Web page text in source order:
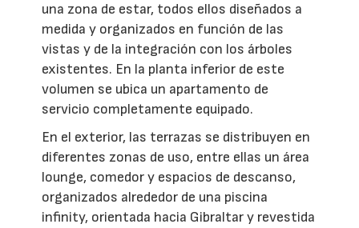
una zona de estar, todos ellos diseñados a
medida y organizados en función de las
vistas y de la integración con los árboles
existentes. En la planta inferior de este
volumen se ubica un apartamento de
servicio completamente equipado.
En el exterior, las terrazas se distribuyen en
diferentes zonas de uso, entre ellas un área
lounge, comedor y espacios de descanso,
organizados alrededor de una piscina
infinity, orientada hacia Gibraltar y revestida